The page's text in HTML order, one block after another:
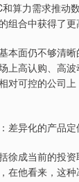
算力需求推动
组合中获得了
面仍不够清晰
上高认购、高
对可控的公司
异化的产品定
成当前的投资
在他看来，这